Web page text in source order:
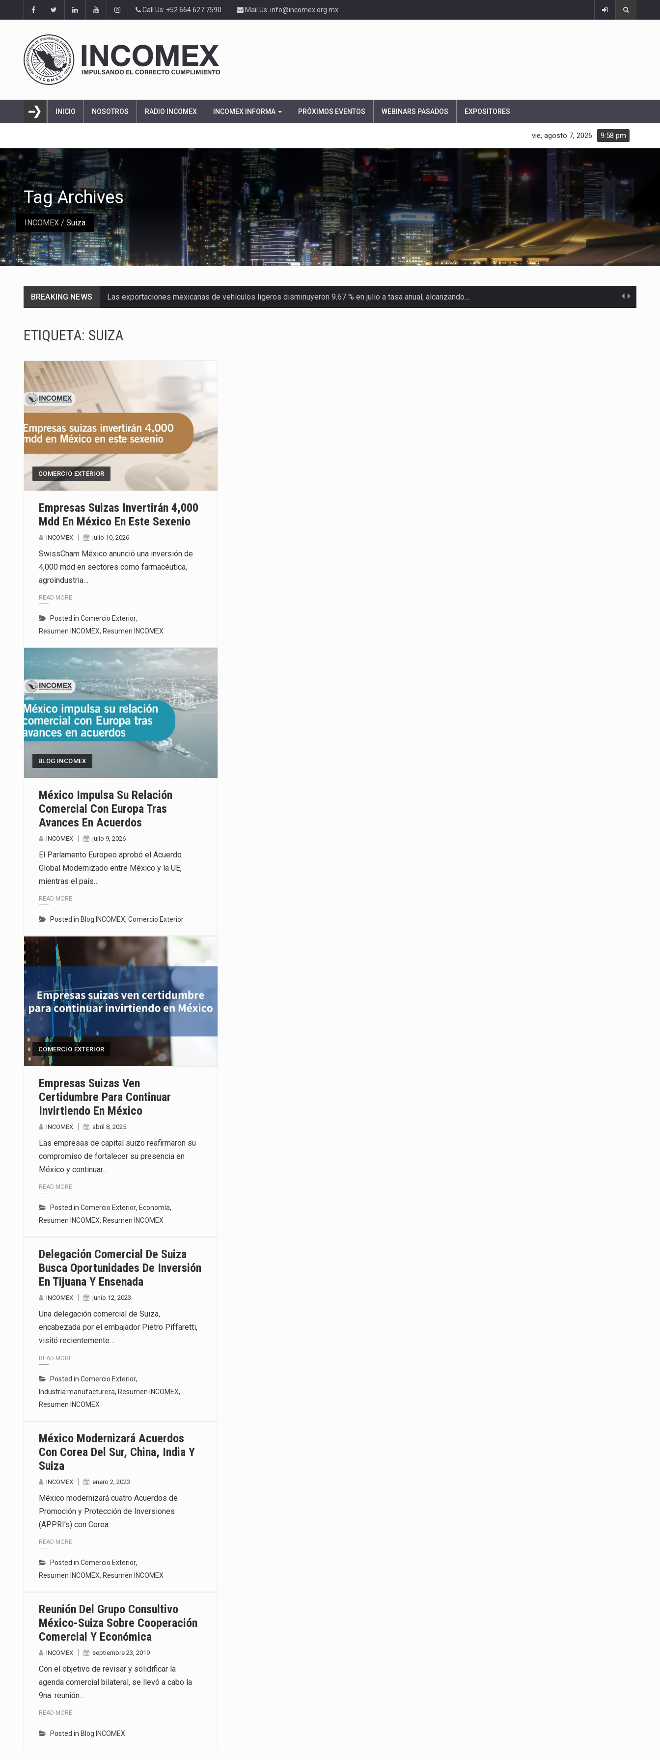
Call Us: +52 664 627 7590 Mail Us: info@incomex.org.mx
INICIO NOSOTROS RADIO INCOMEX INCOMEX INFORMA PRÓXIMOS EVENTOS WEBINARS PASADOS EXPOSITORES
9:58 pm
vie, agosto 7, 2026
INCOMEX / Suiza
Tag Archives
BREAKING NEWS Las exportaciones mexicanas de vehículos ligeros disminuyeron 9.67 % en julio a tasa anual, alcanzando…
La Coalition for a Prosperous America (CPA) solicitó al gobierno de Estados Unidos mantener e…
Ante la suspensión temporal de las inspecciones sanitarias del Departamento de Agricultura de Estados Unidos…
Los créditos fiscales determinados a empresas IMMEX rara vez nacen de una interpretación equivocada de…
La industria automotriz mexicana concentra más de la mitad de las quejas bajo el Mecanismo…
La inversión fija bruta en México registró un aumento de 1.1% interanual en mayo de…
El gobierno de Estados Unidos anunciará un arancel del 15 % sobre los productos fabricados…
ETIQUETA: SUIZA
COMERCIO EXTERIOR
Empresas Suizas Invertirán 4,000
Mdd En México En Este Sexenio
INCOMEX julio 10, 2026
SwissCham México anunció una inversión de
4,000 mdd en sectores como farmacéutica,
agroindustria…
READ MORE
Posted in Comercio Exterior,
Resumen INCOMEX, Resumen INCOMEX
BLOG INCOMEX
México Impulsa Su Relación
Comercial Con Europa Tras
Avances En Acuerdos
INCOMEX julio 9, 2026
El Parlamento Europeo aprobó el Acuerdo
Global Modernizado entre México y la UE,
mientras el país…
READ MORE
Posted in Blog INCOMEX, Comercio Exterior
COMERCIO EXTERIOR
Empresas Suizas Ven
Certidumbre Para Continuar
Invirtiendo En México
INCOMEX abril 8, 2025
Las empresas de capital suizo reafirmaron su
compromiso de fortalecer su presencia en
México y continuar…
READ MORE
Posted in Comercio Exterior, Economía,
Resumen INCOMEX, Resumen INCOMEX
Delegación Comercial De Suiza
Busca Oportunidades De Inversión
En Tijuana Y Ensenada
INCOMEX junio 12, 2023
Una delegación comercial de Suiza,
encabezada por el embajador Pietro Piffaretti,
visitó recientemente…
READ MORE
Posted in Comercio Exterior,
Industria manufacturera, Resumen INCOMEX,
Resumen INCOMEX
México Modernizará Acuerdos
Con Corea Del Sur, China, India Y
Suiza
INCOMEX enero 2, 2023
México modernizará cuatro Acuerdos de
Promoción y Protección de Inversiones
(APPRI’s) con Corea…
READ MORE
Posted in Comercio Exterior,
Resumen INCOMEX, Resumen INCOMEX
Reunión Del Grupo Consultivo
México-Suiza Sobre Cooperación
Comercial Y Económica
INCOMEX septiembre 23, 2019
Con el objetivo de revisar y solidificar la
agenda comercial bilateral, se llevó a cabo la
9na. reunión…
READ MORE
Posted in Blog INCOMEX